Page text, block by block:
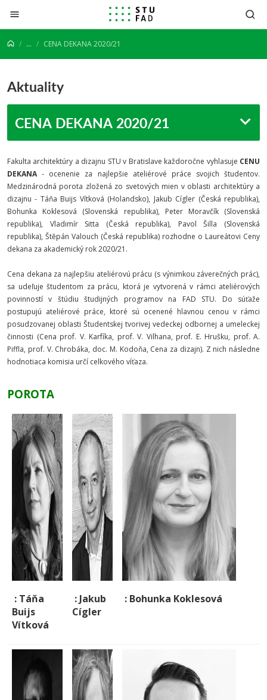
Prejsť na obsah
... CENA DEKANA 2020/21
Aktuality
CENA DEKANA 2020/21
Fakulta architektúry a dizajnu STU v Bratislave každoročne vyhlasuje CENU
DEKANA- ocenenie za najlepšie ateliérové práce svojich študentov.
Medzinárodná porota zložená zo svetových mien v oblasti architektúry a
dizajnu - Táňa Buijs Vítková (Holandsko), Jakub Cígler (Česká republika),
Bohunka Koklesová (Slovenská republika), Peter Moravčík (Slovenská
republika), Vladimír Sitta (Česká republika), Pavol Šilla (Slovenská
republika), Štěpán Valouch (Česká republika) rozhodne o Laureátovi Ceny
dekana za akademický rok 2020/21.
Cena dekana za najlepšiu ateliérovú prácu (s výnimkou záverečných prác),
sa udeľuje študentom za prácu, ktorá je vytvorená v rámci ateliérových
povinností v štúdiu študijných programov na FAD STU. Do súťaže
postupujú ateliérové práce, ktoré sú ocenené hlavnou cenou v rámci
posudzovanej oblasti Študentskej tvorivej vedeckej odbornej a umeleckej
činnosti (Cena prof. V. Karfíka, prof. V. Vilhana, prof. E. Hrušku, prof. A.
Piffla, prof. V. Chrobáka, doc. M. Kodoňa, Cena za dizajn). Z nich následne
hodnotiaca komisia určí celkového víťaza.
POROTA
: Táňa
Buijs
Vítková
: Jakub
Cígler
: Bohunka Koklesová